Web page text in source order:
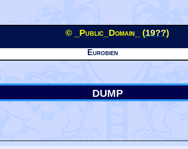
© _Public_Domain_ (19??)
Eurobien
DUMP